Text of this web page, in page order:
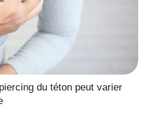
du téton peut varier